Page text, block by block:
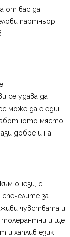
от вас да
партньор,
се удава да
може да е един
място
добре и на
онези, с
за
чувствата и
толерантни и ще
и хаплив език